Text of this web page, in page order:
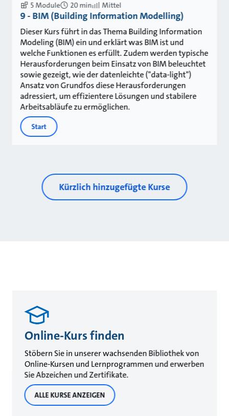
5 Module 20 min Mittel
9 - BIM (Building Information Modelling)
Dieser Kurs führt in das Thema Building Information
Modeling (BIM) ein und erklärt was BIM ist und
welche Funktionen es erfüllt. Zudem werden typische
Herausforderungen beim Einsatz von BIM beleuchtet
sowie gezeigt, wie der datenleichte ("data-light")
Ansatz von Grundfos diese Herausforderungen
adressiert, um effizientere Lösungen und stabilere
Arbeitsabläufe zu ermöglichen.
Start
Kürzlich hinzugefügte Kurse
Online-Kurs finden
Stöbern Sie in unserer wachsenden Bibliothek von
Online-Kursen und Lernprogrammen und erwerben
Sie Abzeichen und Zertifikate.
ALLE KURSE ANZEIGEN